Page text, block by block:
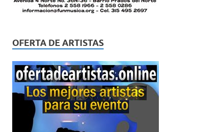
OFERTA DE ARTISTAS